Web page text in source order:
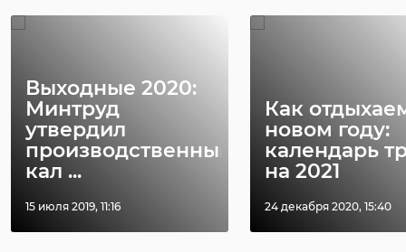
Выходные 2020:
Минтруд
утвердил
производственный
кал ...
15 июля 2019, 11:16
Как
новом году:
календарь
на 2021
24 декабря 2020, 15:40